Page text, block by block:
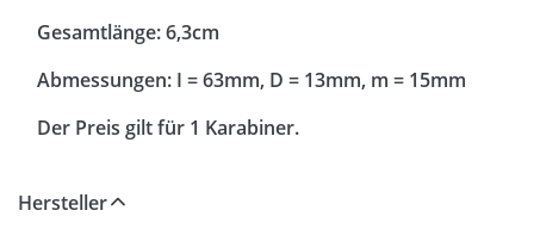
Gesamtlänge: 6,3cm
Abmessungen: I = 63mm, D = 13mm, m = 15mm
Der Preis gilt für 1 Karabiner.
Hersteller